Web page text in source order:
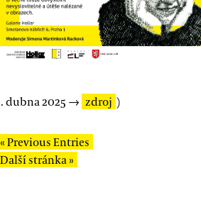
dubna 2025 → zdroj )
« Previous Entries
Další stránka »